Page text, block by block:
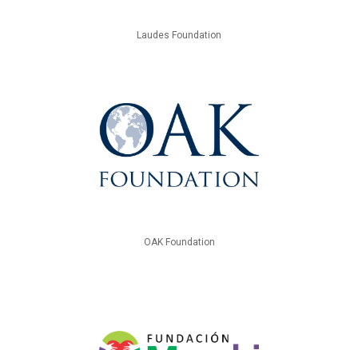
Laudes Foundation
OAK Foundation